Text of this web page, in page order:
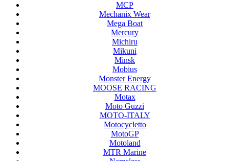
MCP
Mechanix Wear
Mega Boat
Mercury
Michiru
Mikuni
Minsk
Mobius
Monster Energy
MOOSE RACING
Motax
Moto Guzzi
MOTO-ITALY
Motocycletto
MotoGP
Motoland
MTR Marine